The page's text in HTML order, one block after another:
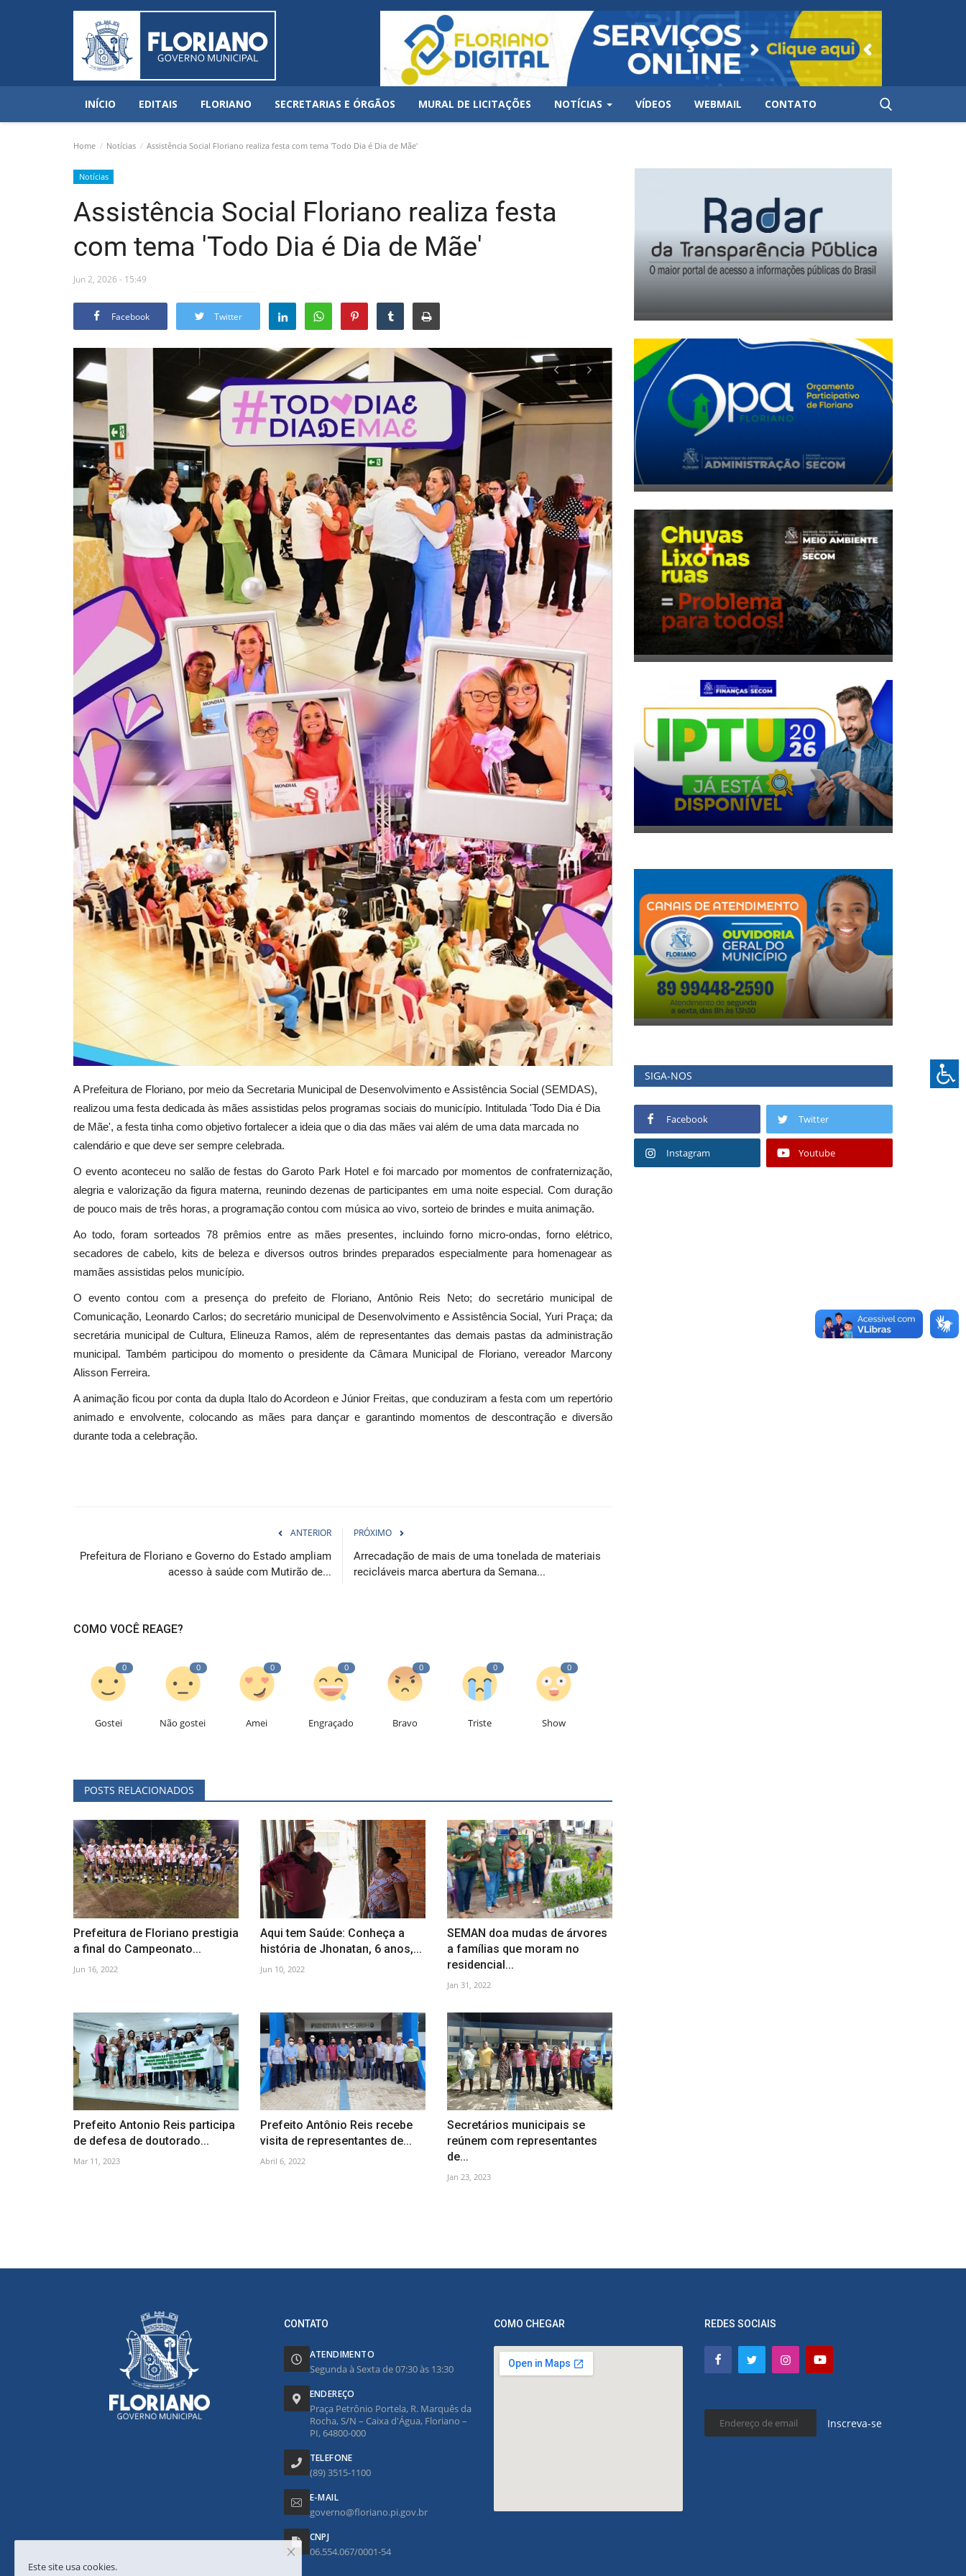
INÍCIO EDITAIS FLORIANO SECRETARIAS E ÓRGÃOS MURAL DE LICITAÇÕES NOTÍCIAS VÍDEOS WEBMAIL CONTATO
Home Notícias Assistência Social Floriano realiza festa com tema 'Todo Dia é Dia de Mãe'
Notícias
Assistência Social Floriano realiza festa
com tema 'Todo Dia é Dia de Mãe'
Jun 2, 2026 - 15:49
Facebook Twitter
A Prefeitura de Floriano, por meio da Secretaria Municipal de Desenvolvimento e Assistência Social (SEMDAS),
realizou uma festa dedicada às mães assistidas pelos programas sociais do município. Intitulada 'Todo Dia é Dia
de Mãe', a festa tinha como objetivo fortalecer a ideia que o dia das mães vai além de uma data marcada no
calendário e que deve ser sempre celebrada.
O evento aconteceu no salão de festas do Garoto Park Hotel e foi marcado por momentos de confraternização,
alegria e valorização da figura materna, reunindo dezenas de participantes em uma noite especial. Com duração
de pouco mais de três horas, a programação contou com música ao vivo, sorteio de brindes e muita animação.
Ao todo, foram sorteados 78 prêmios entre as mães presentes, incluindo forno micro-ondas, forno elétrico,
secadores de cabelo, kits de beleza e diversos outros brindes preparados especialmente para homenagear as
mamães assistidas pelos município.
O evento contou com a presença do prefeito de Floriano, Antônio Reis Neto; do secretário municipal de
Comunicação, Leonardo Carlos; do secretário municipal de Desenvolvimento e Assistência Social, Yuri Praça; da
secretária municipal de Cultura, Elineuza Ramos, além de representantes das demais pastas da administração
municipal. Também participou do momento o presidente da Câmara Municipal de Floriano, vereador Marcony
Alisson Ferreira.
A animação ficou por conta da dupla Italo do Acordeon e Júnior Freitas, que conduziram a festa com um repertório
animado e envolvente, colocando as mães para dançar e garantindo momentos de descontração e diversão
durante toda a celebração.
ANTERIOR
Prefeitura de Floriano e Governo do Estado ampliam
acesso à saúde com Mutirão de...
PRÓXIMO
Arrecadação de mais de uma tonelada de materiais
recicláveis marca abertura da Semana...
COMO VOCÊ REAGE?
0
Gostei
0
Não gostei
0
Amei
0
Engraçado
0
Bravo
0
Triste
0
Show
POSTS RELACIONADOS
Prefeitura de Floriano prestigia
a final do Campeonato...
Jun 16, 2022
Aqui tem Saúde: Conheça a
história de Jhonatan, 6 anos,...
Jun 10, 2022
SEMAN doa mudas de árvores
a famílias que moram no
residencial...
Jan 31, 2022
Prefeito Antonio Reis participa
de defesa de doutorado...
Mar 11, 2023
Prefeito Antônio Reis recebe
visita de representantes de...
Abril 6, 2022
Secretários municipais se
reúnem com representantes
de...
Jan 23, 2023
SIGA-NOS
Facebook Twitter
Instagram Youtube
CONTATO
ATENDIMENTO
Segunda à Sexta de 07:30 às 13:30
ENDEREÇO
Praça Petrônio Portela, R. Marquês da
Rocha, S/N – Caixa d'Água, Floriano –
PI, 64800-000
TELEFONE
(89) 3515-1100
E-MAIL
governo@floriano.pi.gov.br
CNPJ
06.554.067/0001-54
COMO CHEGAR REDES SOCIAIS
Inscreva-se
Este site usa cookies.